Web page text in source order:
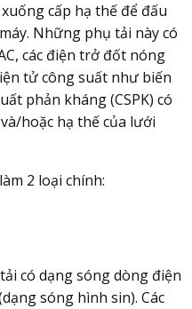
cấp hạ thế để đấu
Những phụ tải này có
các điện trở đốt nóng
tử công suất như biến
phản kháng (CSPK) có
hoặc hạ thế của lưới
2 loại chính:
có dạng sóng dòng điện
sóng hình sin). Các